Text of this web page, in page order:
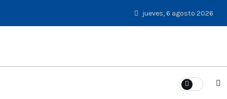
jueves, 6 agosto 2026